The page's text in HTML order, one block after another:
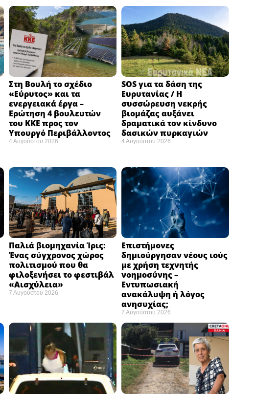
Στη Βουλή το σχέδιο
«Εύρυτος» και τα
ενεργειακά έργα –
Ερώτηση 4 βουλευτών
του ΚΚΕ προς τον
Υπουργό Περιβάλλοντος
4 Αυγούστου 2026
SOS για τα δάση της
Ευρυτανίας / Η
συσσώρευση νεκρής
βιομάζας αυξάνει
δραματικά τον κίνδυνο
δασικών πυρκαγιών
4 Αυγούστου 2026
Παλιά βιομηχανία Ίρις:
Ένας σύγχρονος χώρος
πολιτισμού που θα
φιλοξενήσει το φεστιβάλ
«Αισχύλεια» ​
7 Αυγούστου 2026
Επιστήμονες
δημιούργησαν νέους ιούς
με χρήση τεχνητής
νοημοσύνης –
Εντυπωσιακή
ανακάλυψη ή λόγος
ανησυχίας; ​
7 Αυγούστου 2026